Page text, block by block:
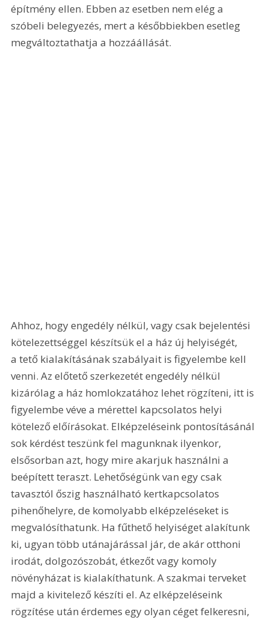
építmény ellen. Ebben az esetben nem elég a
szóbeli belegyezés, mert a későbbiekben esetleg
megváltoztathatja a hozzáállását.
Ahhoz, hogy engedély nélkül, vagy csak bejelentési
kötelezettséggel készítsük el a ház új helyiségét,
a tető kialakításának szabályait is figyelembe kell
venni. Az előtető szerkezetét engedély nélkül
kizárólag a ház homlokzatához lehet rögzíteni, itt is
figyelembe véve a mérettel kapcsolatos helyi
kötelező előírásokat. Elképzeléseink pontosításánál
sok kérdést teszünk fel magunknak ilyenkor,
elsősorban azt, hogy mire akarjuk használni a
beépített teraszt. Lehetőségünk van egy csak
tavasztól őszig használható kertkapcsolatos
pihenőhelyre, de komolyabb elképzeléseket is
megvalósíthatunk. Ha fűthető helyiséget alakítunk
ki, ugyan több utánajárással jár, de akár otthoni
irodát, dolgozószobát, étkezőt vagy komoly
növényházat is kialakíthatunk. A szakmai terveket
majd a kivitelező készíti el. Az elképzeléseink
rögzítése után érdemes egy olyan céget felkeresni,